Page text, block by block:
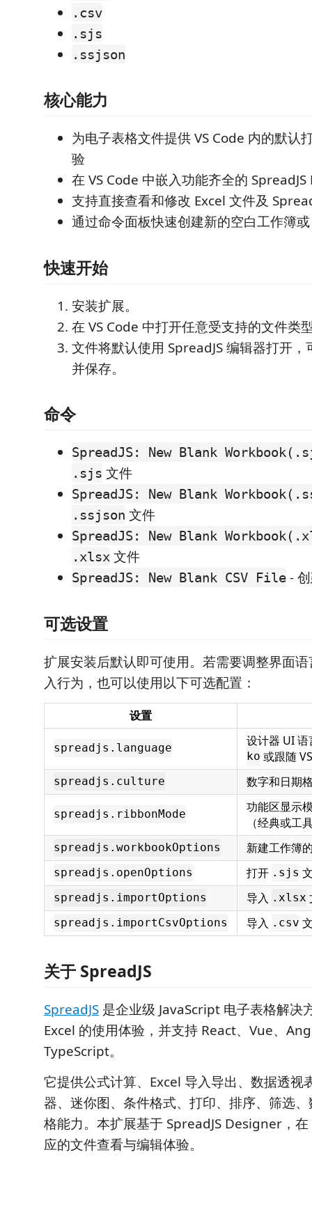
.csv
.sjs
.ssjson
核心能力
为电子表格文件提供 VS Code 内的默认
验
在 VS Code 中嵌入功能齐全的
支持直接查看和修改 Excel 文件及
通过命令面板快速创建新的空白工作簿或
快速开始
安装扩展。
在 VS Code 中打开任意受支持的文件类
文件将默认使用 SpreadJS 编辑器打开
并保存。
命令
SpreadJS: New Blank
.sjs 文件
SpreadJS: New Blank
.ssjson 文件
SpreadJS: New Blank
.xlsx 文件
SpreadJS: New Blank CSV File -
可选设置
扩展安装后默认即可使用。若需要调整界面
入行为，也可以使用以下可选配置：
设置
spreadjs.language
设计器 UI 语
ko 或跟随
spreadjs.culture 数字和日期
spreadjs.ribbonMode
功能区显示
（经典或工
spreadjs.workbookOptions 新建工作簿
spreadjs.openOptions 打开 .sjs
spreadjs.importOptions 导入 .xlsx
spreadjs.importCsvOptions 导入 .csv
关于 SpreadJS
SpreadJS 是企业级 JavaScript 电子表格解决
Excel 的使用体验，并支持 React、Vue、
TypeScript。
它提供公式计算、Excel 导入导出、数据透视
器、迷你图、条件格式、打印、排序、筛选
格能力。本扩展基于 SpreadJS Designer，在
应的文件查看与编辑体验。